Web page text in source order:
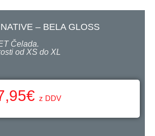
– BELA GLOSS
Čelada.
od XS do XL
€ z DDV